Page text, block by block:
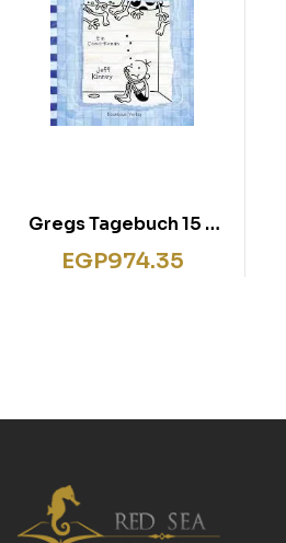
Gregs Tagebuch 15 –
Halt mal die Luft an!
EGP974.35